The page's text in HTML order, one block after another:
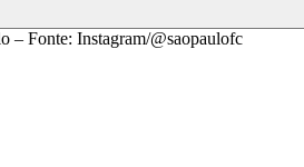
– Fonte: Instagram/@saopaulofc